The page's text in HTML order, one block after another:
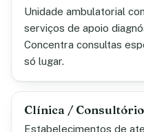
Unidade ambulatorial
serviços de apoio
Concentra consultas
só lugar.
Clínica / Consultório
Estabelecimentos de